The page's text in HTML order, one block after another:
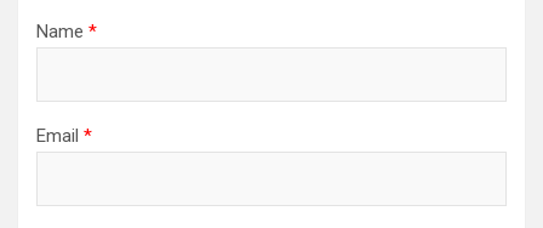
Name *
Email *